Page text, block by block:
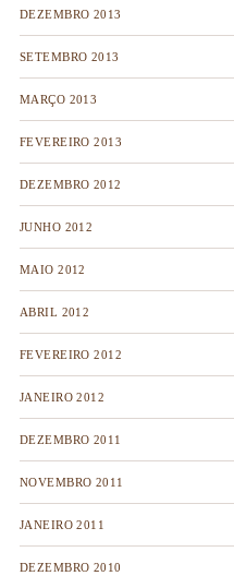
DEZEMBRO 2013
SETEMBRO 2013
MARÇO 2013
FEVEREIRO 2013
DEZEMBRO 2012
JUNHO 2012
MAIO 2012
ABRIL 2012
FEVEREIRO 2012
JANEIRO 2012
DEZEMBRO 2011
NOVEMBRO 2011
JANEIRO 2011
DEZEMBRO 2010